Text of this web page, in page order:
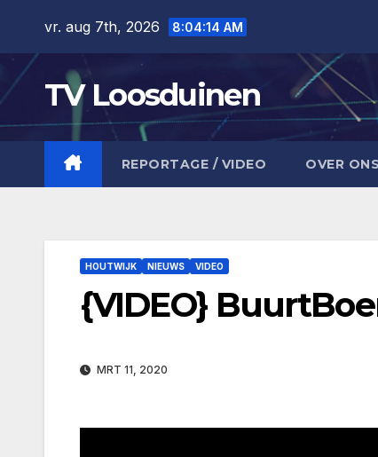
inhoud
vr. aug 7th, 2026 8:04:15 AM
TV Loosduinen
REPORTAGE / VIDEO OVER ONS
HOUTWIJK NIEUWS VIDEO
{VIDEO}
MRT 11, 2020